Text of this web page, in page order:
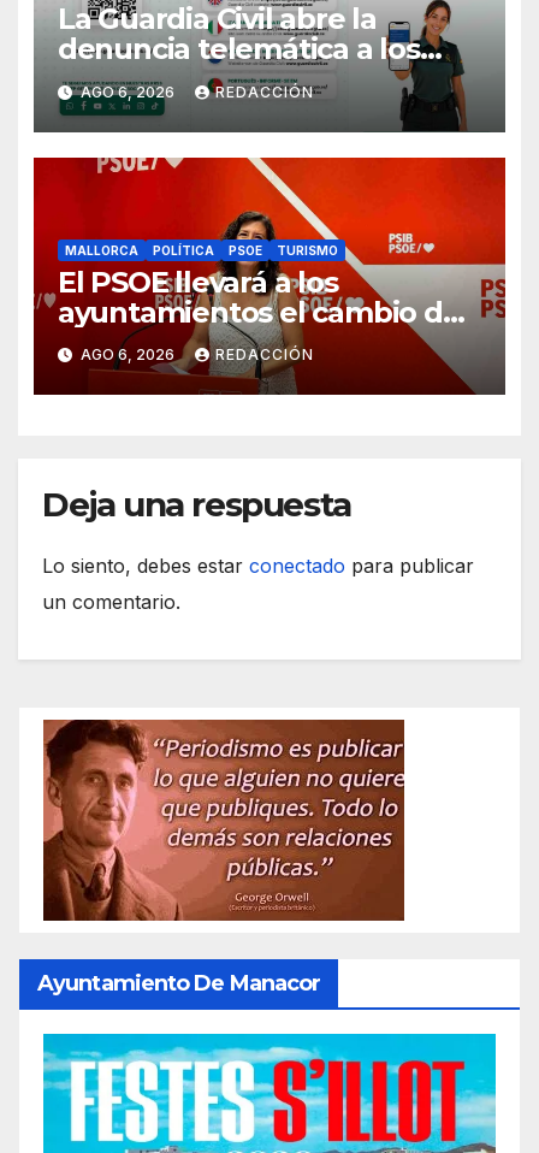
La Guardia Civil abre la
denuncia telemática a los
ciudadanos europeos
AGO 6, 2026 REDACCIÓN
MALLORCA POLÍTICA PSOE TURISMO
El PSOE llevará a los
ayuntamientos el cambio de
modelo turístico y de vivienda
AGO 6, 2026 REDACCIÓN
Deja una respuesta
Lo siento, debes estar conectado para publicar
un comentario.
Ayuntamiento De Manacor